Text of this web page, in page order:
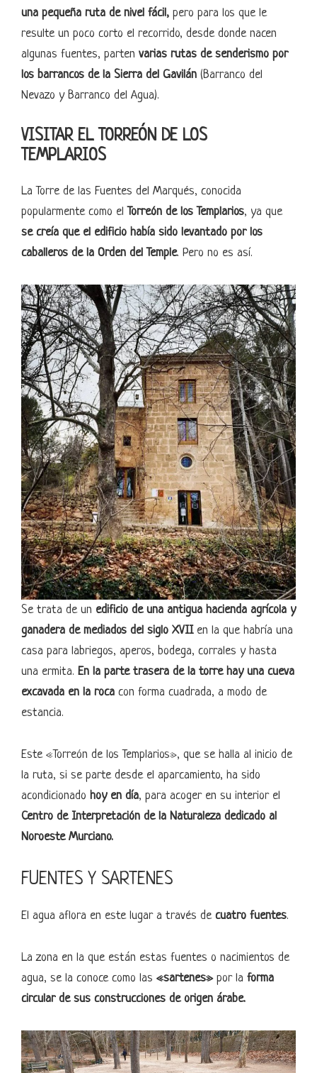
una pequeña ruta de nivel fácil, pero para los que le
resulte un poco corto el recorrido, desde donde nacen
algunas fuentes, parten varias rutas de senderismo por
los barrancos de la Sierra del Gavilán (Barranco del
Nevazo y Barranco del Agua).
VISITAR EL TORREÓN DE LOS
TEMPLARIOS
La Torre de las Fuentes del Marqués, conocida
popularmente como elTorreón de los Templarios, ya que
se creía que el edificio había sido levantado por los
caballeros de la Orden del Temple. Pero no es así.
Se trata de un edificio de una antigua hacienda agrícola y
ganadera de mediados del siglo XVIIen la que habría una
casa para labriegos, aperos, bodega, corrales y hasta
una ermita. En la parte trasera de la torre hay una cueva
excavada en la roca con forma cuadrada, a modo de
estancia.
Este «Torreón de los Templarios», que se halla al inicio de
la ruta, si se parte desde el aparcamiento, ha sido
acondicionado hoy en día, para acoger en su interior el
Centro de Interpretación de la Naturaleza dedicado al
Noroeste Murciano.
FUENTES Y SARTENES
El agua aflora en este lugar a través de cuatro fuentes.
La zona en la que están estas fuentes o nacimientos de
agua, se la conoce como las «sartenes»por la forma
circular de sus construcciones de origen árabe.